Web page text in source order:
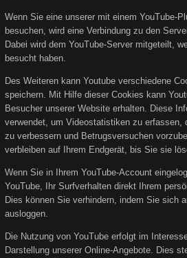
Wenn Sie eine unserer mit einem YouTube-
besuchen, wird eine Verbindung zu den
Dabei wird dem YouTube-Server mitgeteilt,
besucht haben.
Des Weiteren kann Youtube verschiedene
speichern. Mit Hilfe dieser Cookies kann
Besucher unserer Website erhalten. Diese
verwendet, um Videostatistiken zu erfassen,
zu verbessern und Betrugsversuchen
verbleiben auf Ihrem Endgerät, bis Sie sie
Wenn Sie in Ihrem YouTube-Account
YouTube, Ihr Surfverhalten direkt Ihrem
Dies können Sie verhindern, indem Sie sich
ausloggen.
Die Nutzung von YouTube erfolgt im
Darstellung unserer Online-Angebote. Dies